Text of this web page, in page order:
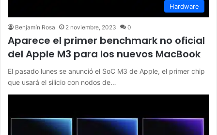
Hardware
Benjamín Rosa 2 noviembre, 2023 0
Aparece el primer benchmark no oficial
del Apple M3 para los nuevos MacBook
El pasado lunes se anunció el SoC M3 de Apple, el primer chip
que usará el silicio con nodos de…